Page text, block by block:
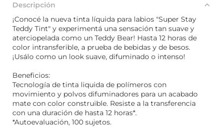
Descripción
¡Conocé la nueva tinta líquida para labios "Super Stay
Teddy Tint" y experimentá una sensación tan suave y
aterciopelada como un Teddy Bear! Hasta 12 horas de
color intransferible, a prueba de bebidas y de besos.
¡Usálo como un look suave, difuminado o intenso!
Beneficios:
Tecnología de tinta liquida de polímeros con
movimiento y polvos difuminadores para un acabado
mate con color construible. ​Resiste a la transferencia
con una duración de hasta 12 horas*.
*Autoevaluación, 100 sujetos.